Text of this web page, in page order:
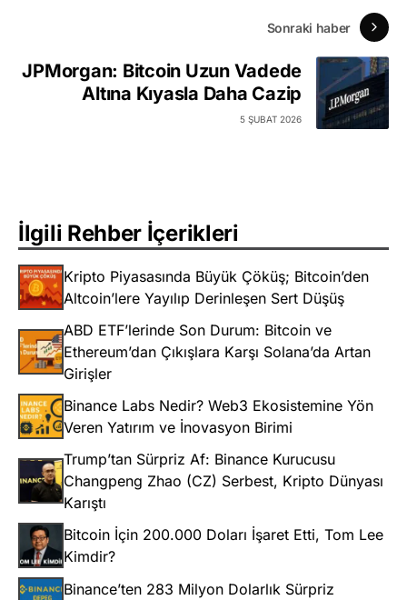
Sonraki haber
JPMorgan: Bitcoin Uzun Vadede
Altına Kıyasla Daha Cazip
5 ŞUBAT 2026
İlgili Rehber İçerikleri
Kripto Piyasasında Büyük Çöküş; Bitcoin’den
Altcoin’lere Yayılıp Derinleşen Sert Düşüş
ABD ETF’lerinde Son Durum: Bitcoin ve
Ethereum’dan Çıkışlara Karşı Solana’da Artan
Girişler
Binance Labs Nedir? Web3 Ekosistemine Yön
Veren Yatırım ve İnovasyon Birimi
Trump’tan Sürpriz Af: Binance Kurucusu
Changpeng Zhao (CZ) Serbest, Kripto Dünyası
Karıştı
Bitcoin İçin 200.000 Doları İşaret Etti, Tom Lee
Kimdir?
Binance’ten 283 Milyon Dolarlık Sürpriz